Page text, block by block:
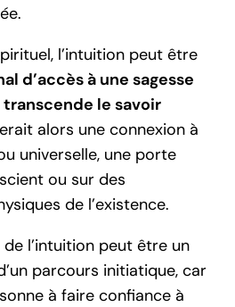
l’intuition peut être
d’accès à une sagesse
le savoir
alors une connexion à
universelle, une porte
ou sur des
de l’existence.
l’intuition peut être un
parcours initiatique, car
à faire confiance à